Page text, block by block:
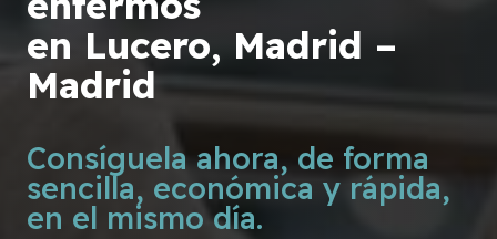
en Lucero, Madrid –
Madrid
Consíguela ahora, de forma
sencilla, económica y rápida,
en el mismo día.